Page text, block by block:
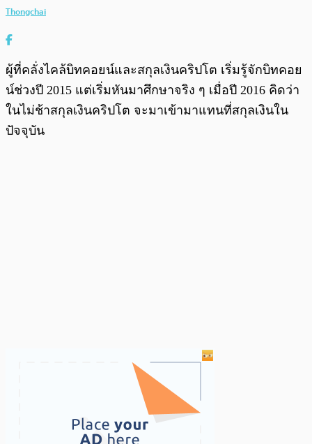
Thongchai
ผู้ที่คลั่งไคล้บิทคอยน์และสกุลเงินคริปโต เริ่มรู้จักบิทคอย
น์ช่วงปี 2015 แต่เริ่มหันมาศึกษาจริง ๆ เมื่อปี 2016 คิดว่า
ในไม่ช้าสกุลเงินคริปโต จะมาเข้ามาแทนที่สกุลเงินใน
ปัจจุบัน